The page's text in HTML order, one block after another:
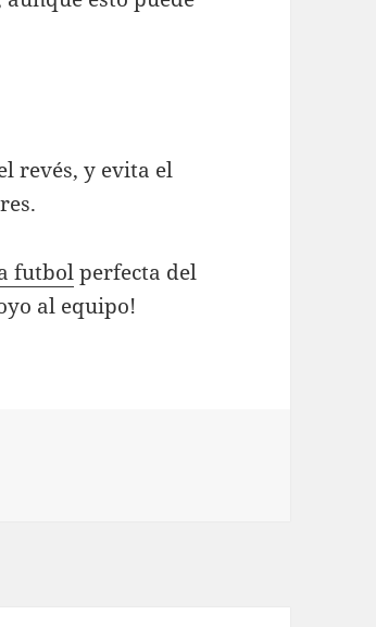
revés, y evita el
futbolperfecta del
al equipo!